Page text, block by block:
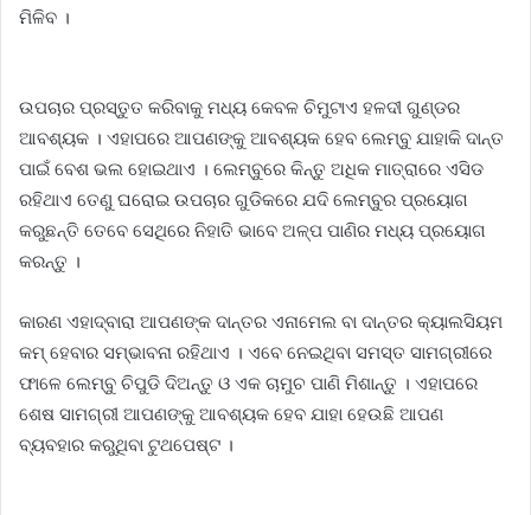
ମିଳିବ ।
ଉପଚାର ପ୍ରସ୍ତୁତ କରିବାକୁ ମଧ୍ୟ କେବଳ ଚିମୁଟାଏ ହଳଦୀ ଗୁଣ୍ଡର
ଆବଶ୍ୟକ । ଏହାପରେ ଆପଣଙ୍କୁ ଆବଶ୍ୟକ ହେବ ଲେମ୍ବୁ ଯାହାକି ଦାନ୍ତ
ପାଇଁ ବେଶ ଭଲ ହୋଇଥାଏ । ଲେମ୍ବୁରେ କିନ୍ତୁ ଅଧିକ ମାତ୍ରାରେ ଏସିଡ
ରହିଥାଏ ତେଣୁ ଘରୋଇ ଉପଚାର ଗୁଡିକରେ ଯଦି ଲେମ୍ବୁର ପ୍ରୟୋଗ
କରୁଛନ୍ତି ତେବେ ସେଥିରେ ନିହାତି ଭାବେ ଅଳ୍ପ ପାଣିର ମଧ୍ୟ ପ୍ରୟୋଗ
କରନ୍ତୁ ।
କାରଣ ଏହାଦ୍ବାରା ଆପଣଙ୍କ ଦାନ୍ତର ଏନାମେଲ ବା ଦାନ୍ତର କ୍ୟାଲସିୟମ
କମ୍ ହେବାର ସମ୍ଭାବନା ରହିଥାଏ । ଏବେ ନେଇଥିବା ସମସ୍ତ ସାମଗ୍ରୀରେ
ଫାଳେ ଲେମ୍ବୁ ଚିପୁଡି ଦିଅନ୍ତୁ ଓ ଏକ ଚାମୁଚ ପାଣି ମିଶାନ୍ତୁ । ଏହାପରେ
ଶେଷ ସାମଗ୍ରୀ ଆପଣଙ୍କୁ ଆବଶ୍ୟକ ହେବ ଯାହା ହେଉଛି ଆପଣ
ବ୍ୟବହାର କରୁଥିବା ଟୁଥପେଷ୍ଟ ।